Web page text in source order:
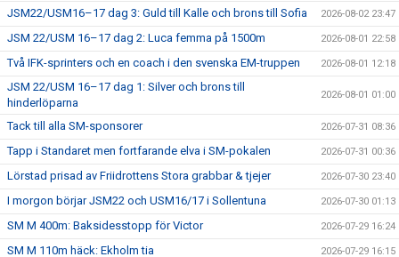
JSM22/USM16–17 dag 3: Guld till Kalle och brons till Sofia 2026-08-02 23:47
JSM 22/USM 16–17 dag 2: Luca femma på 1500m 2026-08-01 22:58
Två IFK-sprinters och en coach i den svenska EM-truppen 2026-08-01 12:18
JSM 22/USM 16–17 dag 1: Silver och brons till
hinderlöparna
2026-08-01 01:00
Tack till alla SM-sponsorer 2026-07-31 08:36
Tapp i Standaret men fortfarande elva i SM-pokalen 2026-07-31 00:36
Lörstad prisad av Friidrottens Stora grabbar & tjejer 2026-07-30 23:40
I morgon börjar JSM22 och USM16/17 i Sollentuna 2026-07-30 01:13
SM M 400m: Baksidesstopp för Victor 2026-07-29 16:24
SM M 110m häck: Ekholm tia 2026-07-29 16:15